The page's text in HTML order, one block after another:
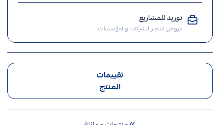
طبلون
كهرباء
طبلون
توريد للمشاريع
عروض اسعار للشركات والمؤسسات
تقييمات
المنتج